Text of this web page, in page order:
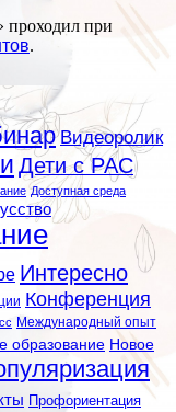
проходил при
.
Видеоролик
Дети с РАС
Доступная среда
Интересно
Конференция
Международный опыт
образование Новое
Профориентация